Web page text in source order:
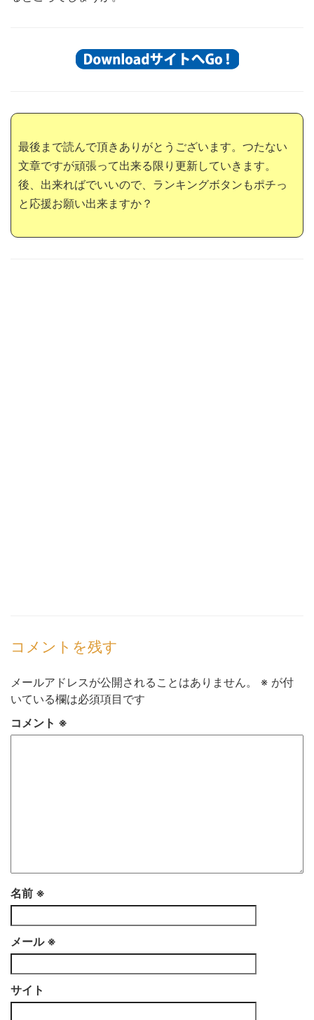
最後まで読んで頂きありがとうございます。つたない
文章ですが頑張って出来る限り更新していきます。
後、出来ればでいいので、ランキングボタンもポチっ
と応援お願い出来ますか？
コメントを残す
メールアドレスが公開されることはありません。 ※ が付
いている欄は必須項目です
コメント ※
名前 ※
メール ※
サイト